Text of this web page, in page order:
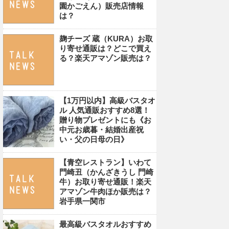
園かごえん）販売店情報
は？
麹チーズ 蔵（KURA）お取
り寄せ通販は？どこで買え
る？楽天アマゾン販売は？
【1万円以内】高級バスタオ
ル 人気通販おすすめ8選！
贈り物プレゼントにも《お
中元お歳暮・結婚出産祝
い・父の日母の日》
【青空レストラン】いわて
門崎丑（かんざきうし 門崎
牛）お取り寄せ通販！楽天
アマゾン牛肉ほか販売は？
岩手県一関市
最高級バスタオルおすすめ